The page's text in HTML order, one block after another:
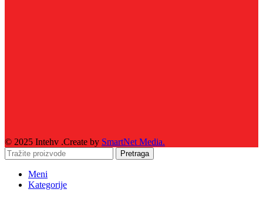
© 2025 Intehv .Create by SmartNet Media.
Pretraga
Meni
Kategorije